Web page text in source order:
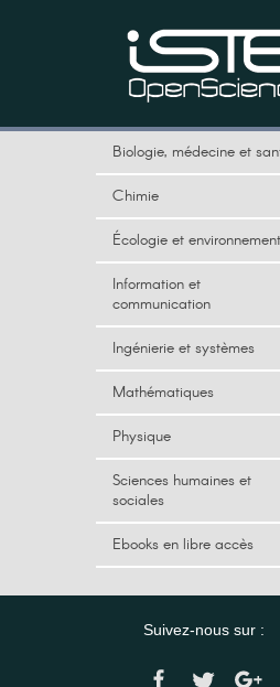
Biologie, médecine et
Chimie
Écologie et environnement
Information et
communication
Ingénierie et systèmes
Mathématiques
Physique
Sciences humaines et
sociales
Ebooks en libre accès
Suivez-nous sur :